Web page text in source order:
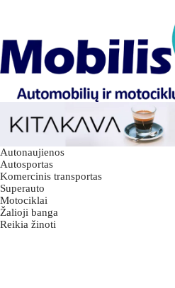
Autonaujienos
Autosportas
Komercinis transportas
Superauto
Motociklai
Žalioji banga
Reikia žinoti